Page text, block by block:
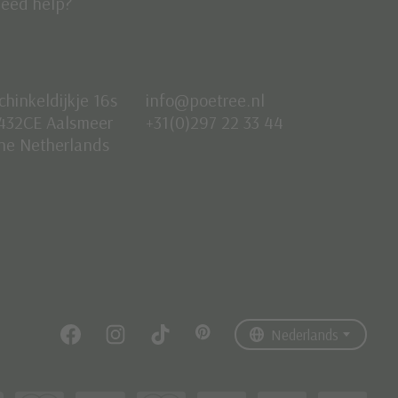
16s
Aalsmeer
Netherlands
info@poetree.nl
+31(0)297 22 33 44
Nederlands